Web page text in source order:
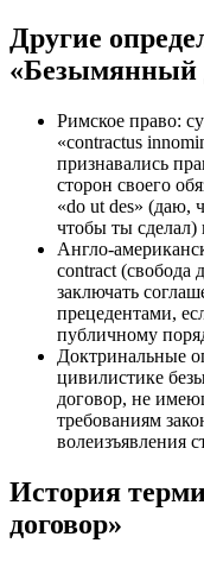
Другие
«Безымянный
Римское право:
«contractus
признавались
сторон своего
«do ut des» (даю,
чтобы ты сделал)
contract (свобода
заключать
прецедентами,
публичному
Доктринальные
цивилистике
договор, не
требованиям
волеизъявления
История
договор»